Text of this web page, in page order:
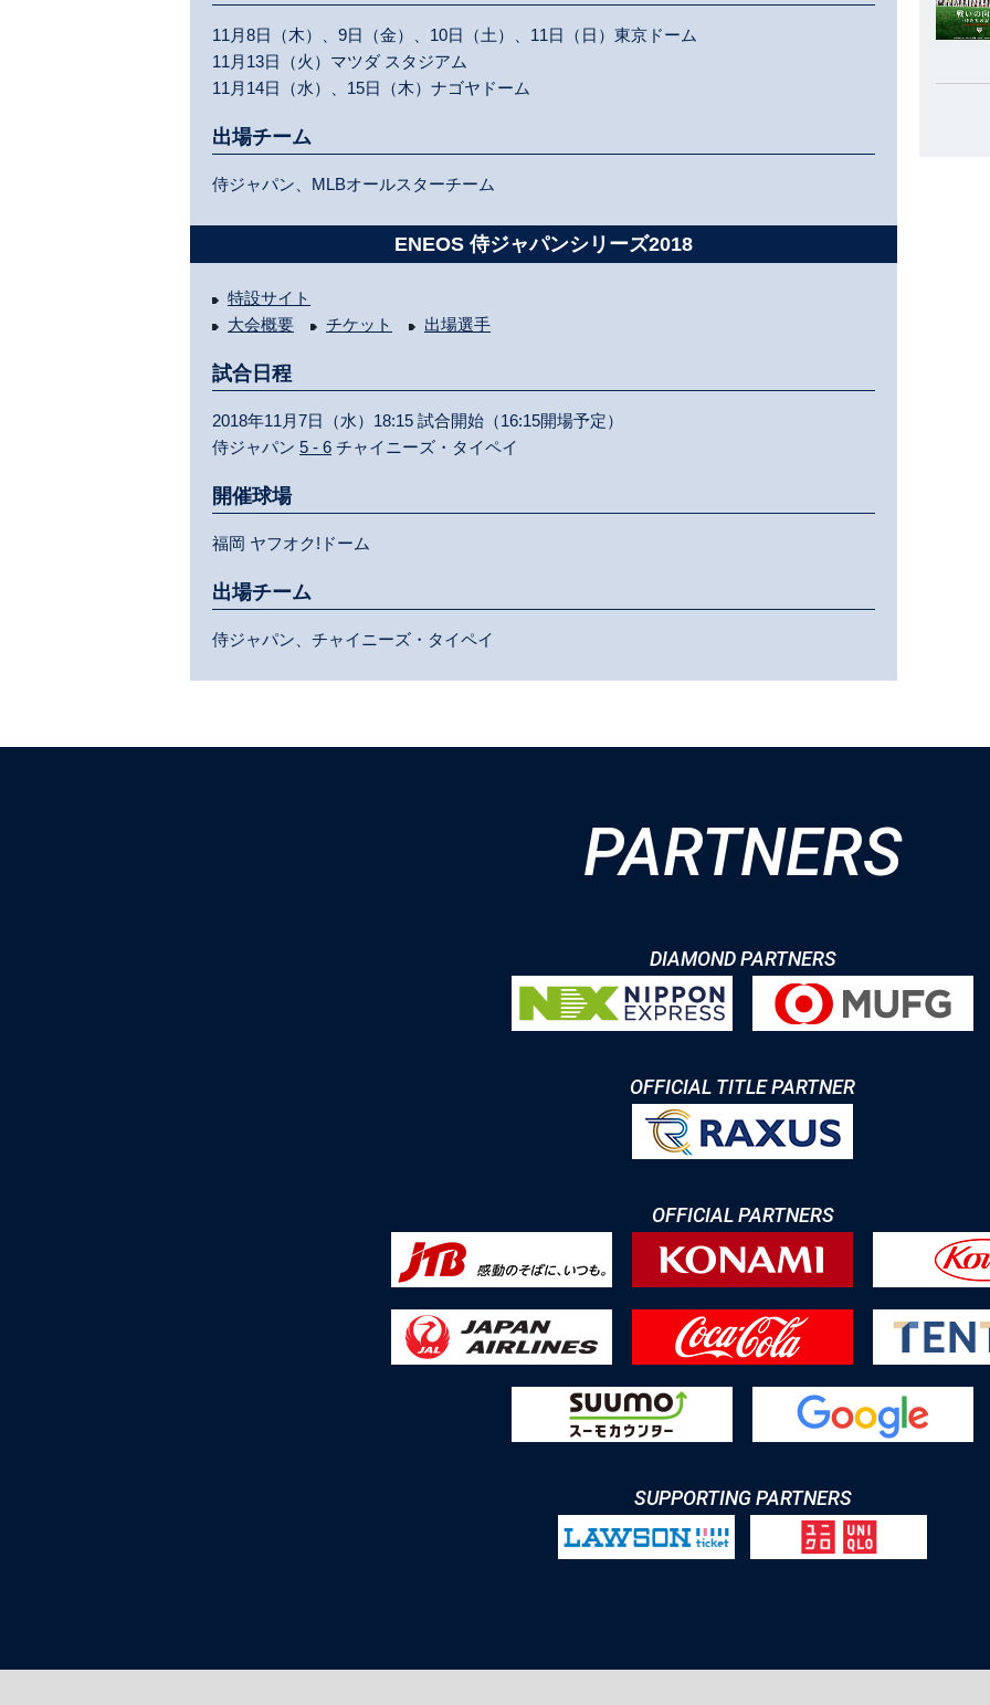
11月8日（木）、9日（金）、10日（土）、11日（日）東京ドーム
11月13日（火）マツダ スタジアム
11月14日（水）、15日（木）ナゴヤドーム
出場チーム
侍ジャパン、MLBオールスターチーム
ENEOS 侍ジャパンシリーズ2018
特設サイト
大会概要
チケット 出場選手
試合日程
2018年11月7日（水）18:15 試合開始（16:15開場予定）
侍ジャパン 5 - 6 チャイニーズ・タイペイ
開催球場
福岡 ヤフオク!ドーム
出場チーム
侍ジャパン、チャイニーズ・タイペイ
PARTNERS
DIAMOND PARTNERS
OFFICIAL TITLE PARTNER
OFFICIAL PARTNERS
SUPPORTING PARTNERS